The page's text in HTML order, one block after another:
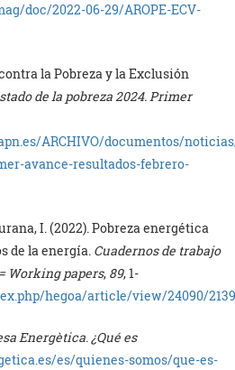
doc/2022-06-29/AROPE-ECV-
la Pobreza y la Exclusión
de la pobreza 2024. Primer
ARCHIVO/documentos/noticias/
avance-resultados-febrero-
I. (2022). Pobreza energética
de la energía. Cuadernos de trabajo
Working papers, 89, 1-
hegoa/article/view/24090/
Energètica.¿Qué es
es/quienes-somos/que-es-